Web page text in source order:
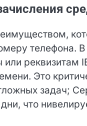
телефона. В
или реквизитам
Это
задач;